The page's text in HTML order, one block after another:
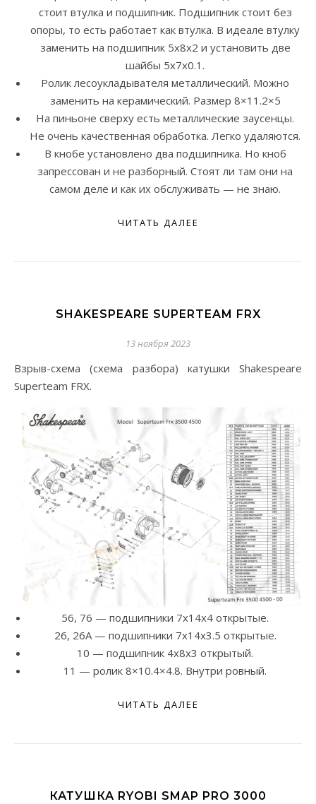
стоит втулка и подшипник. Подшипник стоит без
опоры, то есть работает как втулка. В идеале втулку
заменить на подшипник 5x8x2 и установить две
шайбы 5x7x0.1.
Ролик лесоукладывателя металлический. Можно
заменить на керамический. Размер 8×11.2×5
На пиньоне сверху есть металлические заусенцы.
Не очень качественная обработка. Легко удаляются.
В кнобе установлено два подшипника. Но кноб
запрессован и не разборный. Стоят ли там они на
самом деле и как их обслуживать — не знаю.
ЧИТАТЬ ДАЛЕЕ
SHAKESPEARE SUPERTEAM FRX
13 ноября 2023
Взрыв-схема (схема разбора) катушки Shakespeare
Superteam FRX.
56, 76 — подшипники 7x14x4 открытые.
26, 26A — подшипники 7x14x3.5 открытые.
10 — подшипник 4x8x3 открытый.
11 — ролик 8×10.4×4.8. Внутри ровный.
ЧИТАТЬ ДАЛЕЕ
КАТУШКА RYOBI SMAP PRO 3000